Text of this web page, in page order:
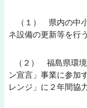
（１） 県内の中
ネ設備の更新等を行
（２） 福島県環境
ン宣言」事業に参加
レンジ」に２年間協